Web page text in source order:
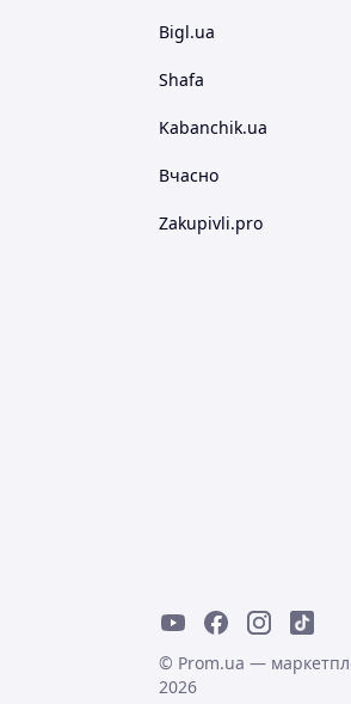
Bigl.ua
Shafa
Kabanchik.ua
Вчасно
Zakupivli.pro
© Prom.ua —
2026